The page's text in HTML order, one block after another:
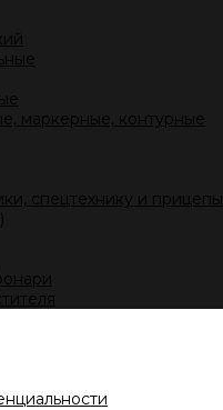
маркерные, контурные
спецтехнику и прицепы